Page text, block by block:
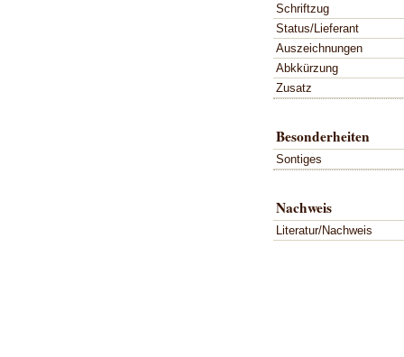
Schriftzug
Status/Lieferant
Auszeichnungen
Abkkürzung
Zusatz
Besonderheiten
Sontiges
Nachweis
Literatur/Nachweis